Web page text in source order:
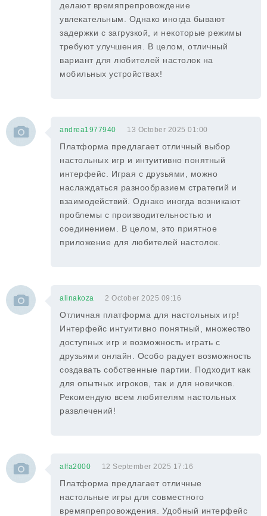
делают времяпрепровождение
увлекательным. Однако иногда бывают
задержки с загрузкой, и некоторые режимы
требуют улучшения. В целом, отличный
вариант для любителей настолок на
мобильных устройствах!
andrea1977940 13 October 2025 01:00
Платформа предлагает отличный выбор
настольных игр и интуитивно понятный
интерфейс. Играя с друзьями, можно
наслаждаться разнообразием стратегий и
взаимодействий. Однако иногда возникают
проблемы с производительностью и
соединением. В целом, это приятное
приложение для любителей настолок.
alinakoza 2 October 2025 09:16
Отличная платформа для настольных игр!
Интерфейс интуитивно понятный, множество
доступных игр и возможность играть с
друзьями онлайн. Особо радует возможность
создавать собственные партии. Подходит как
для опытных игроков, так и для новичков.
Рекомендую всем любителям настольных
развлечений!
alfa2000 12 September 2025 17:16
Платформа предлагает отличные
настольные игры для совместного
времяпрепровождения. Удобный интерфейс